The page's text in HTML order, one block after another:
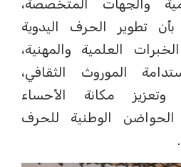
والجهات المتخصصة،
بأن تطوير الحرف اليدوية
العلمية والمهنية،
الموروث الثقافي،
وتعزيز مكانة الأحساء
الوطنية للحرف